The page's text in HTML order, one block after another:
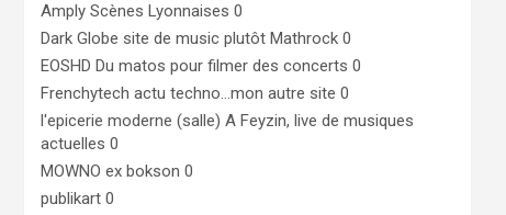
Amply Scènes Lyonnaises 0
Dark Globe site de music plutôt Mathrock 0
EOSHD Du matos pour filmer des concerts 0
Frenchytech actu techno…mon autre site 0
l'epicerie moderne (salle) A Feyzin, live de musiques
actuelles 0
MOWNO ex bokson 0
publikart 0